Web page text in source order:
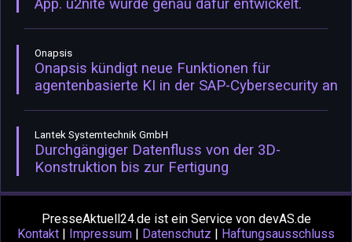
App. u2nite wurde genau dafür entwickelt.
Onapsis
Onapsis kündigt neue Funktionen für
agentenbasierte KI in der SAP-Cybersecurity an
Lantek Systemtechnik GmbH
Durchgängiger Datenfluss von der 3D-
Konstruktion bis zur Fertigung
PresseAktuell24.de ist ein Service von devAS.de
Kontakt
Impressum Datenschutz Haftungsausschluss